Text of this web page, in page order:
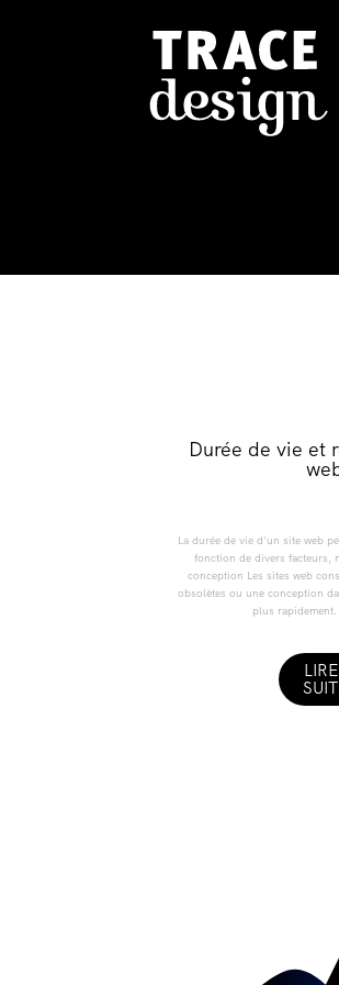
Durée de vie et
La durée de vie d'un site web
fonction de divers facteurs,
conception Les sites web
obsolètes ou une conception
plus rapidement.